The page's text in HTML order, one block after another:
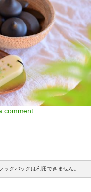
comment
ックバックは利用できません。